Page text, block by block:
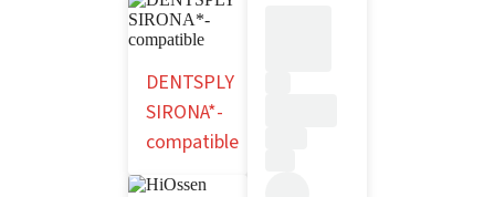
DENTSPLY
SIRONA*-
compatible